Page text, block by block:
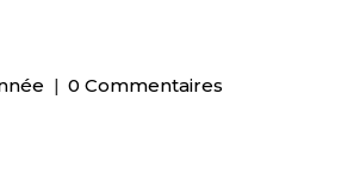
0 Commentaires